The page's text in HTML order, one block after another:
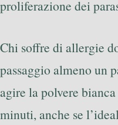
proliferazione dei
Chi soffre di allergie
passaggio almeno un
agire la polvere
minuti, anche se